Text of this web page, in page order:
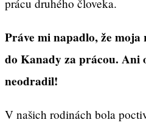
prácu druhého človeka.
Práve mi napadlo, že moja
do Kanady za prácou. Ani
neodradil!
V našich rodinách bola